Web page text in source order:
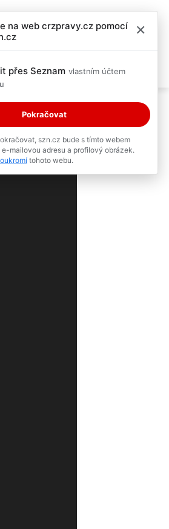
2 / 2
na web crzpravy.cz pomocí
×
přes Seznam vlastním účtem
Pokračovat
szn.cz bude s tímto webem
e-mailovou adresu a profilový obrázek.
tohoto webu.